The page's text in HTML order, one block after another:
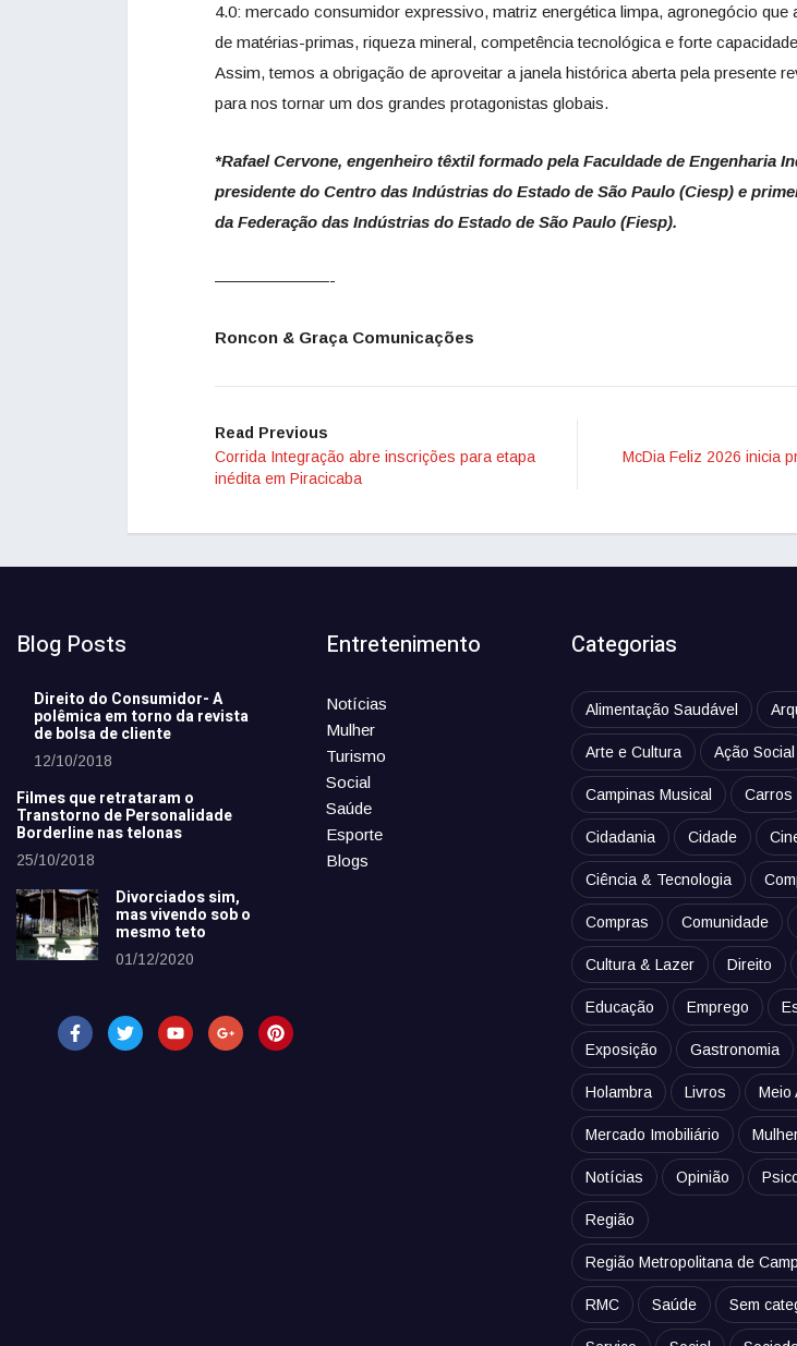
4.0: mercado consumidor expressivo, matriz energética limpa, agronegócio que
de matérias-primas, riqueza mineral, competência tecnológica e forte
Assim, temos a obrigação de aproveitar a janela histórica aberta pela presente
para nos tornar um dos grandes protagonistas globais.
*Rafael Cervone, engenheiro têxtil formado pela Faculdade de Engenharia
presidente do Centro das Indústrias do Estado de São Paulo (Ciesp) e
da Federação das Indústrias do Estado de São Paulo (Fiesp).
———————-
Roncon & Graça Comunicações
Read Previous
Corrida Integração abre inscrições para etapa
inédita em Piracicaba
McDia Feliz 2026 inicia
Blog Posts
Direito do Consumidor- A
polêmica em torno da revista
de bolsa de cliente
12/10/2018
Filmes que retrataram o
Transtorno de Personalidade
Borderline nas telonas
25/10/2018
Divorciados sim,
mas vivendo sob o
mesmo teto
01/12/2020
Entretenimento
Notícias
Mulher
Turismo
Social
Saúde
Esporte
Blogs
Categorias
Alimentação Saudável
Arte e Cultura Ação Social
Campinas Musical Carros
Cidadania Cidade
Ciência & Tecnologia
Compras Comunidade
Cultura & Lazer Direito
Educação Emprego
Exposição Gastronomia
Holambra Livros Meio
Mercado Imobiliário
Notícias Opinião
Região
Região Metropolitana de
RMC Saúde Sem